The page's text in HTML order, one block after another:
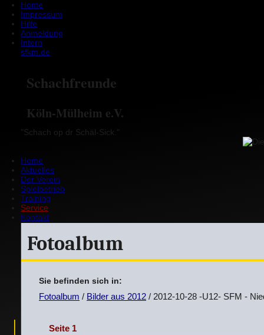
Home
Impressum
Hilfe
Anmeldung
Intern
sfkm.de
Schachfreunde
Köln-Mülheim e.V.
"Schach op dr Schäl-Sick."
Home
Aktuelles
Der Verein
Spielbetrieb
Training
Service
Kontakt
Fotoalbum
Sie befinden sich in:
Fotoalbum / Bilder aus 2012 / 2012-10-28 -U12- SFM -
Seite 1